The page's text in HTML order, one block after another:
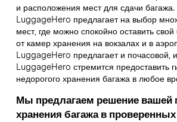
и расположения мест для сдачи багажа.
LuggageHero предлагает на выбор
мест, где можно спокойно оставить
от камер хранения на вокзалах и в
LuggageHero предлагает и почасовой,
LuggageHero стремится предоставить
недорогого хранения багажа в любое
Мы предлагаем решение
хранения багажа в